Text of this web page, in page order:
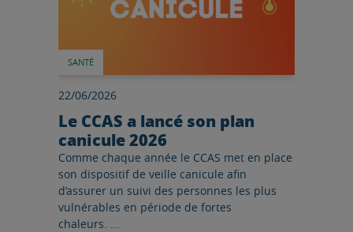
SANTÉ
22/06/2026
Le CCAS a lancé son plan
canicule 2026
Comme chaque année le CCAS met en place
son dispositif de veille canicule afin
d’assurer un suivi des personnes les plus
vulnérables en période de fortes
chaleurs. ...